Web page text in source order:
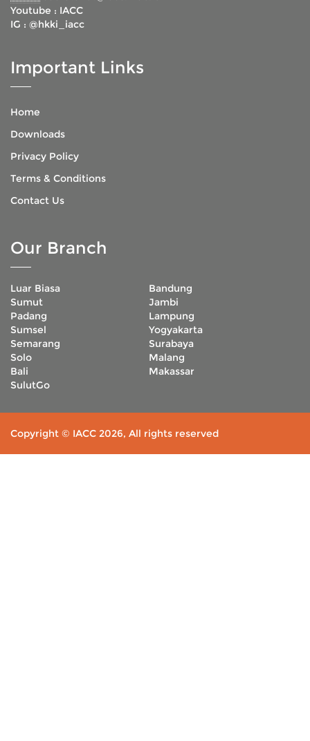
Youtube : IACC
IG : @hkki_iacc
Important Links
Home
Downloads
Privacy Policy
Terms & Conditions
Contact Us
Our Branch
Luar Biasa
Bandung
Sumut
Jambi
Padang
Lampung
Sumsel
Yogyakarta
Semarang
Surabaya
Solo
Malang
Bali
Makassar
SulutGo
Copyright © IACC 2026, All rights reserved